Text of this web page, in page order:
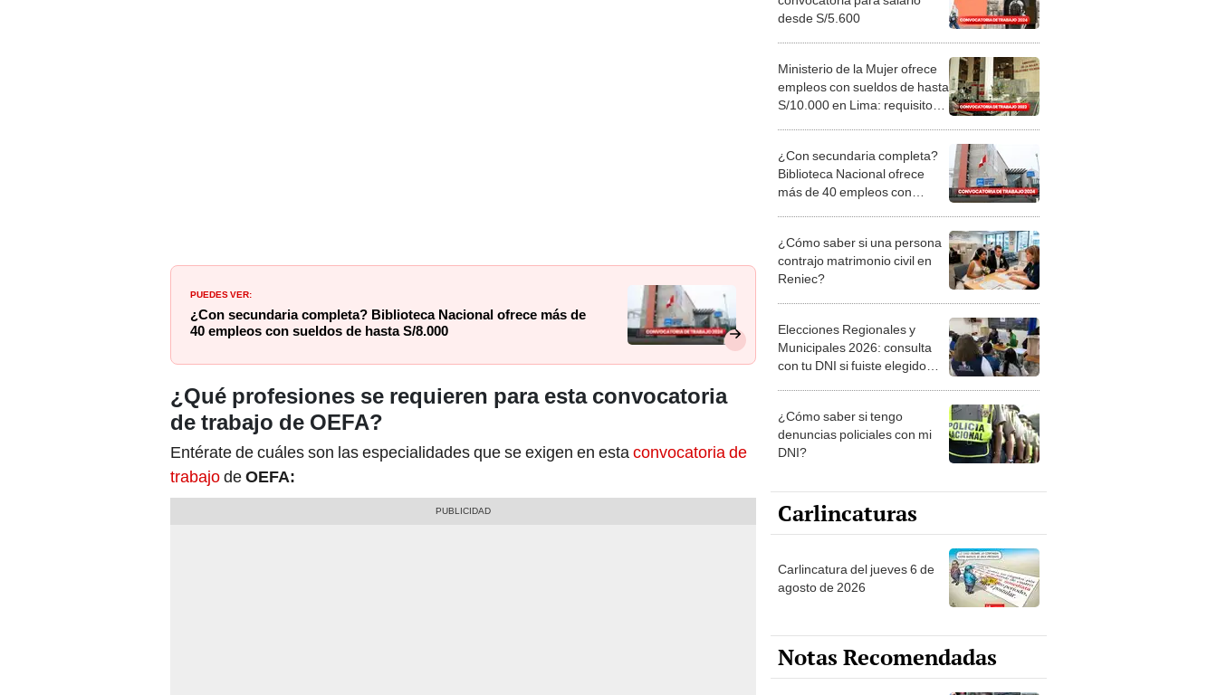
PUEDES VER:
¿Con secundaria completa? Biblioteca Nacional ofrece más de
40 empleos con sueldos de hasta S/8.000
¿Qué profesiones se requieren para esta convocatoria
de trabajo de OEFA?
Entérate de cuáles son las especialidades que se exigen en esta convocatoria de
trabajodeOEFA:
desde S/5.600
Ministerio de la Mujer ofrece
empleos con sueldos de hasta
S/10.000 en Lima: requisitos y
¿Con secundaria completa?
Biblioteca Nacional ofrece
más de 40 empleos con
¿Cómo saber si una persona
contrajo matrimonio civil en
Reniec?
Elecciones Regionales y
Municipales 2026: consulta
con tu DNI si fuiste elegido
la ONPE
¿Cómo saber si tengo
denuncias policiales con mi
DNI?
Carlincaturas
Carlincatura del jueves 6 de
agosto de 2026
Notas Recomendadas